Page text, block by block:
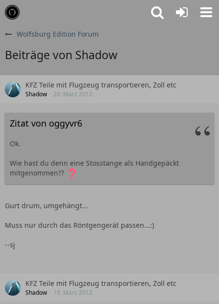
Wolfsburg Edition Forum
Beiträge von Shadow
KFZ Teile mit Flugzeug transportieren, Zoll etc
Shadow 20. März 2012
Zitat von oggyvr6
Ok.
Wie hast du denn eine Stosstange als Handgepäckt
mitgenommen??
Gurt drum, umgehängt...
Muss nur durch das Röntgengerät passen...:)
--sj
KFZ Teile mit Flugzeug transportieren, Zoll etc
Shadow 19. März 2012